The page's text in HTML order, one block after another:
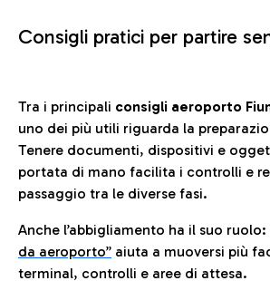
Consigli pratici per partire
Tra i principali consigli aeroporto
uno dei più utili riguarda la
Tenere documenti, dispositivi e
portata di mano facilita i controlli e
passaggio tra le diverse fasi.
Anche l’abbigliamento ha il suo
da aeroporto” aiuta a muoversi più
terminal, controlli e aree di attesa.